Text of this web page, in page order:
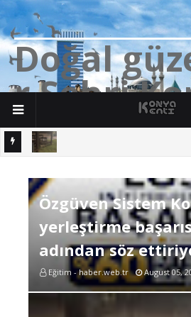
Doğalgüz
rŞehriKo
Özgüven Sistem
yerleştirme
adından söz
Eğitim - haber.web.tr August 05,